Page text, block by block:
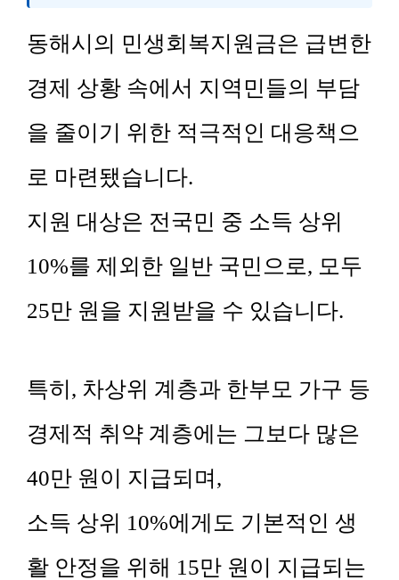
동해시의 민생회복지원금은 급변한
경제 상황 속에서 지역민들의 부담
을 줄이기 위한 적극적인 대응책으
로 마련됐습니다.
지원 대상은 전국민 중 소득 상위
10%를 제외한 일반 국민으로, 모두
25만 원을 지원받을 수 있습니다.
특히, 차상위 계층과 한부모 가구 등
경제적 취약 계층에는 그보다 많은
40만 원이 지급되며,
소득 상위 10%에게도 기본적인 생
활 안정을 위해 15만 원이 지급되는